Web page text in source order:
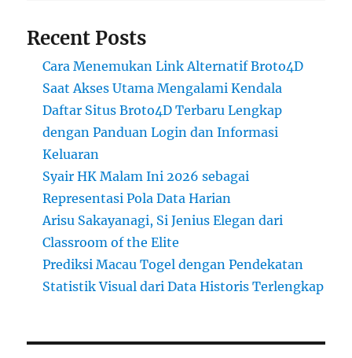
Recent Posts
Cara Menemukan Link Alternatif Broto4D
Saat Akses Utama Mengalami Kendala
Daftar Situs Broto4D Terbaru Lengkap
dengan Panduan Login dan Informasi
Keluaran
Syair HK Malam Ini 2026 sebagai
Representasi Pola Data Harian
Arisu Sakayanagi, Si Jenius Elegan dari
Classroom of the Elite
Prediksi Macau Togel dengan Pendekatan
Statistik Visual dari Data Historis Terlengkap